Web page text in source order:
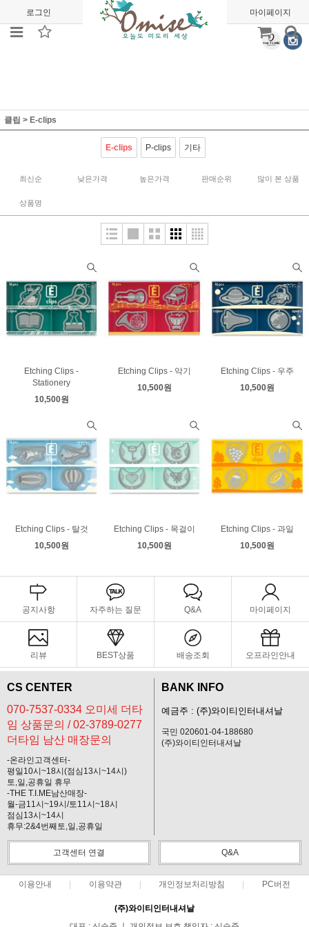
로그인 회원가입 주문조회 마이페이지
클립 > E-clips
E-clips P-clips 기타
최신순 낮은가격 높은가격 판매순위 많이 본 상품
상품명
Etching Clips -
Stationery
10,500원
Etching Clips - 악기
10,500원
Etching Clips - 우주
10,500원
Etching Clips - 탈것
10,500원
Etching Clips - 목걸이
10,500원
Etching Clips - 과일
10,500원
공지사항 자주하는 질문 Q&A 마이페이지
리뷰 BEST상품 배송조회 오프라인안내
CS CENTER
070-7537-0334 오미세 더타
임 상품문의 / 02-3789-0277
더타임 남산 매장문의
-온라인고객센터-
평일10시~18시(점심13시~14시)
토,일,공휴일 휴무
-THE T.I.ME남산매장-
월-금11시~19시/토11시~18시
점심13시~14시
휴무:2&4번째토,일,공휴일
BANK INFO
예금주 : (주)와이티인터내셔날
국민 020601-04-188680
(주)와이티인터내셔날
고객센터 연결 Q&A
이용안내 이용약관 개인정보처리방침 PC버전
(주)와이티인터내셔날